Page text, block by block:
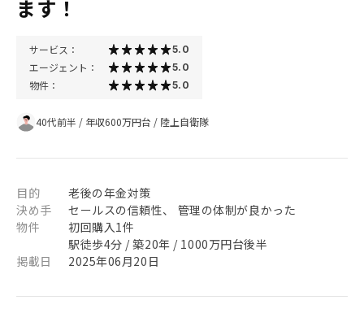
ます！
サービス： 5.0
エージェント： 5.0
物件： 5.0
40代前半 / 年収600万円台 / 陸上自衛隊
目的
老後の年金対策
決め手
セールスの信頼性、 管理の体制が良かった
物件
初回購入1件
駅徒歩4分 / 築20年 / 1000万円台後半
掲載日
2025年06月20日